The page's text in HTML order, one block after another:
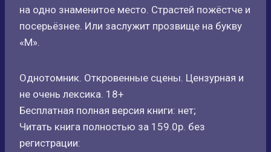
на одно знаменитое место. Страстей пожёстче и
посерьёзнее. Или заслужит прозвище на букву
«М».
Однотомник. Откровенные сцены. Цензурная и
не очень лексика. 18+
Бесплатная полная версия книги: нет;
Читать книга полностью за 159.0р. без
регистрации: